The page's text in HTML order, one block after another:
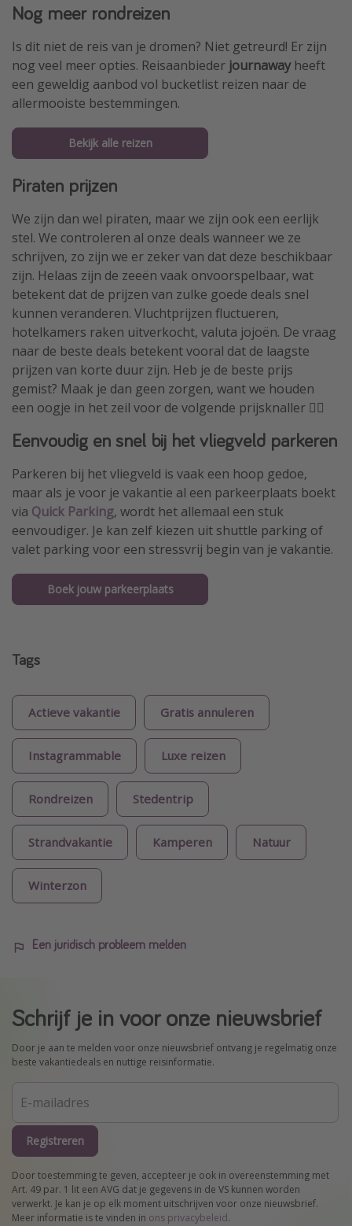
Nog meer rondreizen
Is dit niet de reis van je dromen? Niet getreurd! Er zijn
nog veel meer opties. Reisaanbieder journawayheeft
een geweldig aanbod vol bucketlist reizen naar de
allermooiste bestemmingen.
Bekijk alle reizen
Piraten prijzen
We zijn dan wel piraten, maar we zijn ook een eerlijk
stel. We controleren al onze deals wanneer we ze
schrijven, zo zijn we er zeker van dat deze beschikbaar
zijn. Helaas zijn de zeeën vaak onvoorspelbaar, wat
betekent dat de prijzen van zulke goede deals snel
kunnen veranderen. Vluchtprijzen fluctueren,
hotelkamers raken uitverkocht, valuta jojoën. De vraag
naar de beste deals betekent vooral dat de laagste
prijzen van korte duur zijn. Heb je de beste prijs
gemist? Maak je dan geen zorgen, want we houden
een oogje in het zeil voor de volgende prijsknaller 🏴‍☠️
Eenvoudig en snel bij het vliegveld parkeren
Parkeren bij het vliegveld is vaak een hoop gedoe,
maar als je voor je vakantie al een parkeerplaats boekt
via Quick Parking, wordt het allemaal een stuk
eenvoudiger. Je kan zelf kiezen uit shuttle parking of
valet parking voor een stressvrij begin van je vakantie.
Boek jouw parkeerplaats
Tags
Actieve vakantie Gratis annuleren
Instagrammable Luxe reizen
Rondreizen Stedentrip
Strandvakantie Kamperen Natuur
Winterzon
Een juridisch probleem melden
Schrijf je in voor onze nieuwsbrief
Door je aan te melden voor onze nieuwsbrief ontvang je regelmatig onze
beste vakantiedeals en nuttige reisinformatie.
Registreren
Door toestemming te geven, accepteer je ook in overeenstemming met
Art. 49 par. 1 lit een AVG dat je gegevens in de VS kunnen worden
verwerkt. Je kan je op elk moment uitschrijven voor onze nieuwsbrief.
Meer informatie is te vinden in ons privacybeleid.